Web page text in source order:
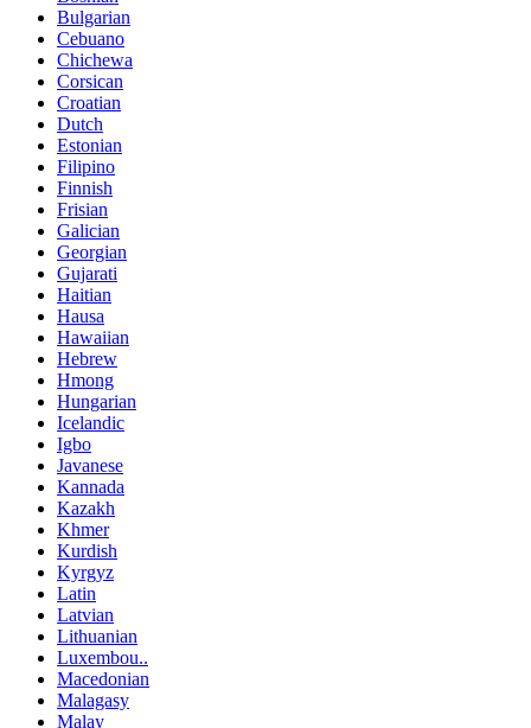
Bulgarian
Cebuano
Chichewa
Corsican
Croatian
Dutch
Estonian
Filipino
Finnish
Frisian
Galician
Georgian
Gujarati
Haitian
Hausa
Hawaiian
Hebrew
Hmong
Hungarian
Icelandic
Igbo
Javanese
Kannada
Kazakh
Khmer
Kurdish
Kyrgyz
Latin
Latvian
Lithuanian
Luxembou..
Macedonian
Malagasy
Malay